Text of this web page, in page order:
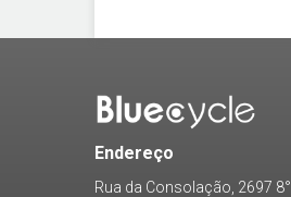
Endereço
Rua da Consolação, 2697 8°